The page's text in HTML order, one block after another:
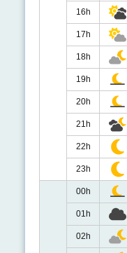
16h
17h
18h
19h
20h
21h
22h
23h
00h
01h
02h